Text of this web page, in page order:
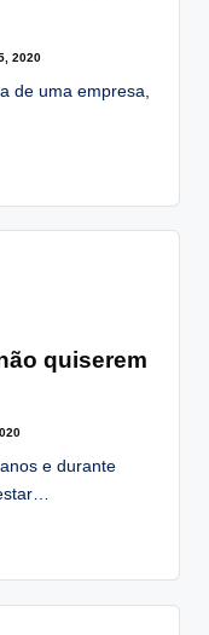
2020
de uma empresa,
quiserem
e durante